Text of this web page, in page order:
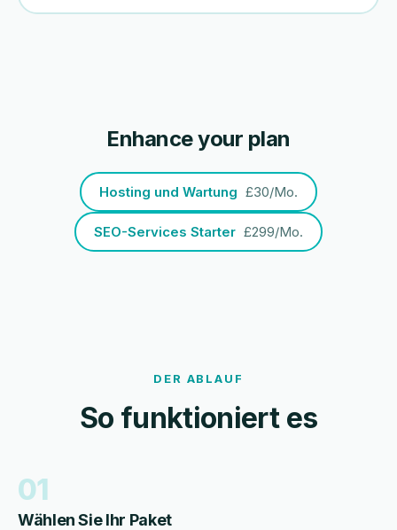
Enhance your plan
Hosting und Wartung £30/Mo.
SEO-Services Starter £299/Mo.
DER ABLAUF
So funktioniert es
01
Wählen Sie Ihr Paket